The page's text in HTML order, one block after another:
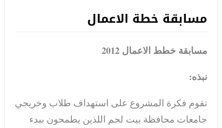
مسابقة خطة الاعمال
مسابقة خطط الاعمال 2012
نبذه:
تقوم فكرة المشروع على استهداف طلاب وخريجي
جامعات محافظة بيت لحم اللذين يطمحون ببدء